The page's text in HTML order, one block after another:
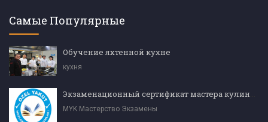
Самые Популярные
Обучение яхтенной кухне
кухня
MYK Мастерство Экзамены